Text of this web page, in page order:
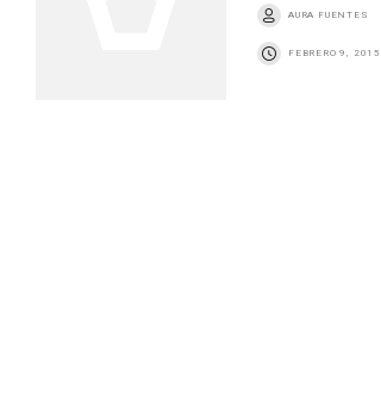
AURA FUENTES
FEBRERO 9, 2015